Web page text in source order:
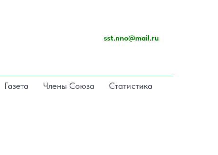
sst.nno@mail.ru
Газета Члены Союза
Статистика